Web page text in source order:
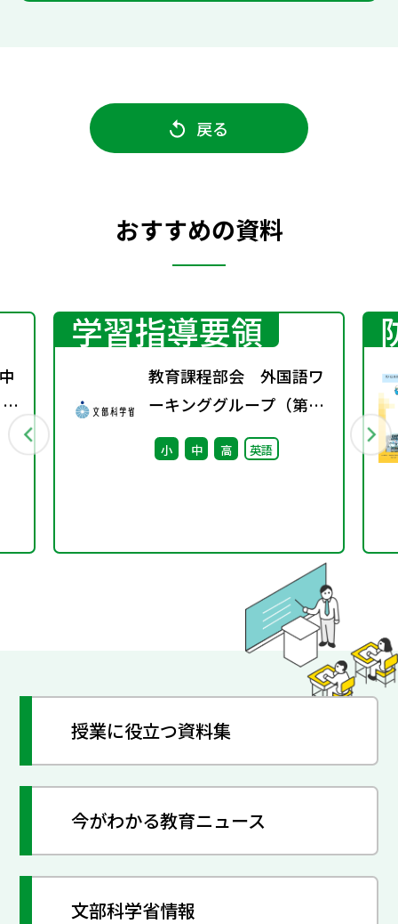
戻る
おすすめの資料
学習指導要領
教育課程部会 外国語ワ
ーキンググループ（第8
回） 配付資料
小 中 高 英語
授業に役立つ資料集
今がわかる教育ニュース
文部科学省情報